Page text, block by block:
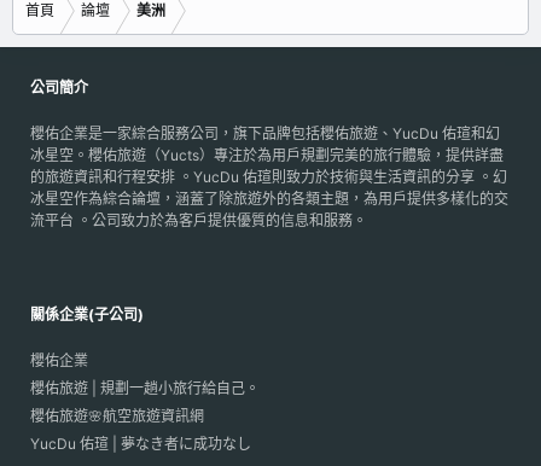
首頁 論壇 美洲
公司簡介
櫻佑企業是一家綜合服務公司，旗下品牌包括櫻佑旅遊、YucDu 佑瑄和幻
冰星空。櫻佑旅遊（Yucts）專注於為用戶規劃完美的旅行體驗，提供詳盡
的旅遊資訊和行程安排 。YucDu 佑瑄則致力於技術與生活資訊的分享 。幻
冰星空作為綜合論壇，涵蓋了除旅遊外的各類主題，為用戶提供多樣化的交
流平台 。公司致力於為客戶提供優質的信息和服務。
關係企業(子公司)
櫻佑企業
櫻佑旅遊 | 規劃一趟小旅行給自己。
櫻佑旅遊🌸航空旅遊資訊網
YucDu 佑瑄 | 夢なき者に成功なし